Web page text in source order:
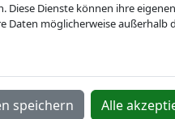
Diese Dienste können ihre eigenen
Daten möglicherweise außerhalb
speichern Alle